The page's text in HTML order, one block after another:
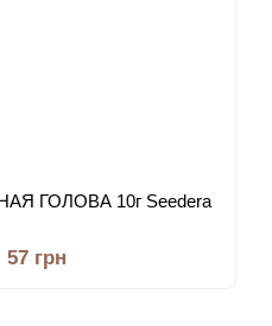
ГОЛОВА 10г Seedera
57 грн